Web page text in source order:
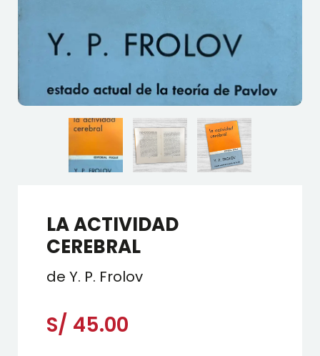
LA ACTIVIDAD
CEREBRAL
de Y. P. Frolov
S/ 45.00